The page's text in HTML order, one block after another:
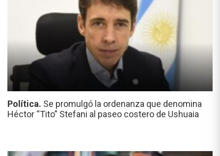
Política. Se promulgó la ordenanza que denomina
Héctor “Tito” Stefani al paseo costero de Ushuaia